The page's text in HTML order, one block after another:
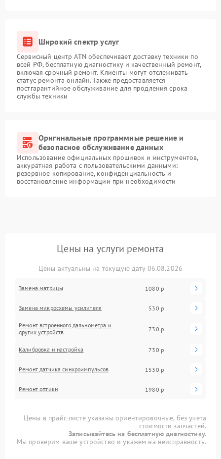
Широкий спектр услуг
Сервисный центр ATN обеспечивает доставку техники по
всей РФ, бесплатную диагностику и качественный ремонт,
включая срочный ремонт. Клиенты могут отслеживать
статус ремонта онлайн. Также предоставляется
постгарантийное обслуживание для продления срока
службы техники
Оригинальные программные решение и
безопасное обслуживание данных
Использование официальных прошивок и инструментов,
аккуратная работа с пользовательскими данными:
резервное копирование, конфиденциальность и
восстановление информации при необходимости
Цены на услуги ремонта
Цены актуальны на текущую дату 06.08.2026
Замена матрицы 1080 р
Замена микросхемы усилителя 530 р
Ремонт встроенного дальнометра и
других устройств
730 р
Калибровка и настройка 730 р
Ремонт датчика синхроимпульсов 1530 р
Ремонт оптики 1980 р
Цены в прайс-листе указаны ориентировочные, без учета
стоимости запчастей.
Записывайтесь на бесплатную диагностику.
Мы проверим ваше устройство и укажем на неисправность.